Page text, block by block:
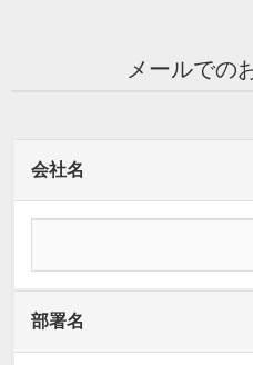
メールでの
会社名
部署名